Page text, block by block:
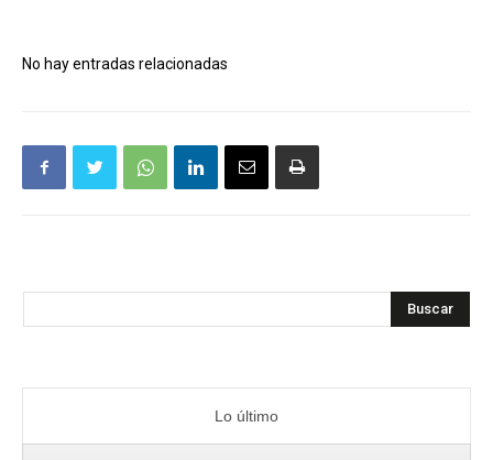
No hay entradas relacionadas
Buscar
Lo último